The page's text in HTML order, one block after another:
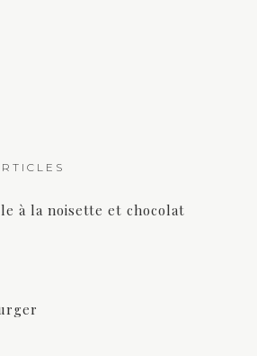
à la noisette et chocolat